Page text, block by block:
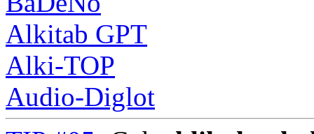
Alkitab GPT
Alki-TOP
Audio-Diglot